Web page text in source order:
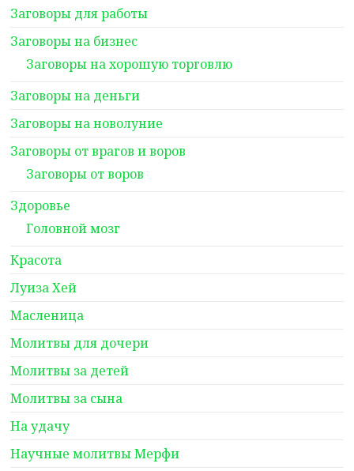
Заговоры для работы
Заговоры на бизнес
Заговоры на хорошую торговлю
Заговоры на деньги
Заговоры на новолуние
Заговоры от врагов и воров
Заговоры от воров
Здоровье
Головной мозг
Красота
Луиза Хей
Масленица
Молитвы для дочери
Молитвы за детей
Молитвы за сына
На удачу
Научные молитвы Мерфи